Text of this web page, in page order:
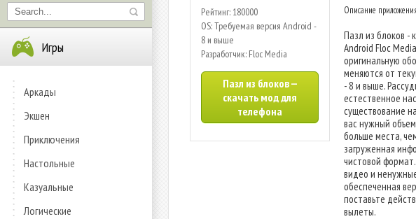
Игры
Аркады
Экшен
Приключения
Настольные
Казуальные
Логические
Рейтинг: 180000
OS: Требуемая версия Android -
8 и выше
Разработчик: Floc Media
Пазл из блоков —
скачать мод для
телефона
Описание
Пазл из блоков -
Android Floc
оригинальную
меняются от
- 8 и выше.
естественное
существование
вас нужный
больше места,
загруженная
чистовой
видео и
обеспеченная
поставьте
вылеты.